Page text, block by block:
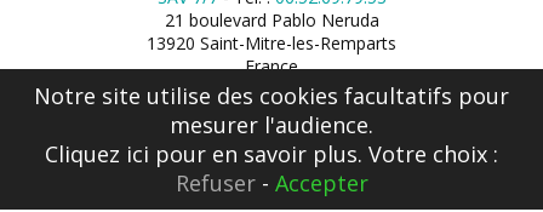
21 boulevard Pablo Neruda
13920 Saint-Mitre-les-Remparts
France
Notre site utilise des cookies facultatifs pour
mesurer l'audience.
Cliquez ici pour en savoir plus. Votre choix :
Refuser- Accepter